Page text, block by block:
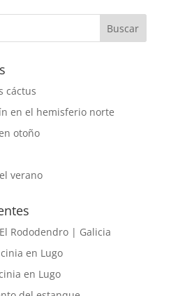
cáctus
en el hemisferio norte
otoño
verano
El Rododendro | Galicia
en Lugo
en Lugo